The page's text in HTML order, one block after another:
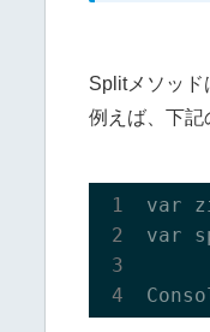
Splitメソッド
例えば、下記
var
var